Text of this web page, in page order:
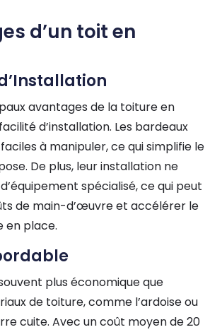
d’un toit en
avantages de la toiture en
d’installation. Les bardeaux
à manipuler, ce qui simplifie le
De plus, leur installation ne
spécialisé, ce qui peut
de main-d’œuvre et accélérer le
en place.
plus économique que
de toiture, comme l’ardoise ou
cuite. Avec un coût moyen de 20